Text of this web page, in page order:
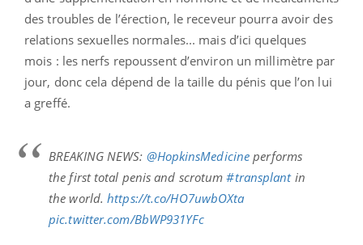
des troubles de l’érection, le receveur pourra avoir des
relations sexuelles normales... mais d’ici quelques
mois : les nerfs repoussent d’environ un millimètre par
jour, donc cela dépend de la taille du pénis que l’on lui
a greffé.
BREAKING NEWS: @HopkinsMedicine performs
the first total penis and scrotum#transplantin
the world.https://t.co/HO7uwbOXta
pic.twitter.com/BbWP931YFc